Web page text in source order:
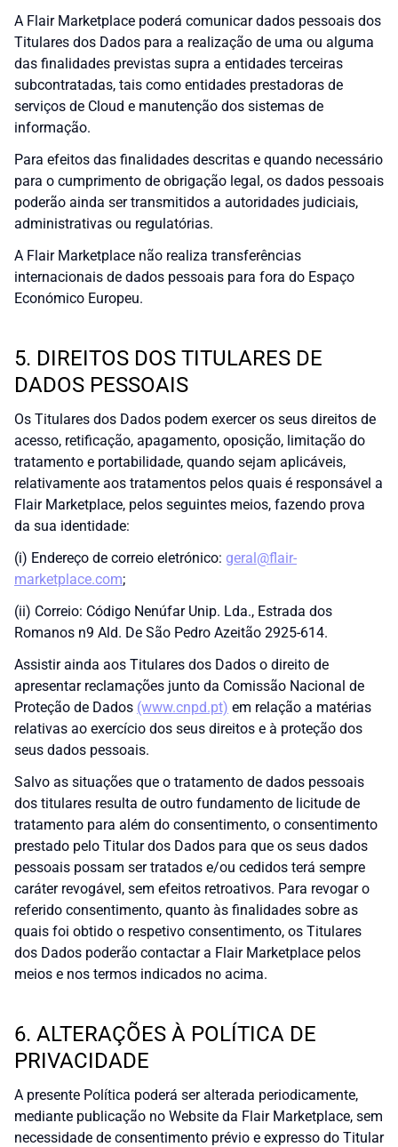
A Flair Marketplace poderá comunicar dados pessoais dos
Titulares dos Dados para a realização de uma ou alguma
das finalidades previstas supra a entidades terceiras
subcontratadas, tais como entidades prestadoras de
serviços de Cloud e manutenção dos sistemas de
informação.
Para efeitos das finalidades descritas e quando necessário
para o cumprimento de obrigação legal, os dados pessoais
poderão ainda ser transmitidos a autoridades judiciais,
administrativas ou regulatórias.
A Flair Marketplace não realiza transferências
internacionais de dados pessoais para fora do Espaço
Económico Europeu.
5. DIREITOS DOS TITULARES DE
DADOS PESSOAIS
Os Titulares dos Dados podem exercer os seus direitos de
acesso, retificação, apagamento, oposição, limitação do
tratamento e portabilidade, quando sejam aplicáveis,
relativamente aos tratamentos pelos quais é responsável a
Flair Marketplace, pelos seguintes meios, fazendo prova
da sua identidade:
(i) Endereço de correio eletrónico: geral@flair-
marketplace.com;
(ii) Correio: Código Nenúfar Unip. Lda., Estrada dos
Romanos n9 Ald. De São Pedro Azeitão 2925-614.
Assistir ainda aos Titulares dos Dados o direito de
apresentar reclamações junto da Comissão Nacional de
Proteção de Dados (www.cnpd.pt) em relação a matérias
relativas ao exercício dos seus direitos e à proteção dos
seus dados pessoais.
Salvo as situações que o tratamento de dados pessoais
dos titulares resulta de outro fundamento de licitude de
tratamento para além do consentimento, o consentimento
prestado pelo Titular dos Dados para que os seus dados
pessoais possam ser tratados e/ou cedidos terá sempre
caráter revogável, sem efeitos retroativos. Para revogar o
referido consentimento, quanto às finalidades sobre as
quais foi obtido o respetivo consentimento, os Titulares
dos Dados poderão contactar a Flair Marketplace pelos
meios e nos termos indicados no acima.
6. ALTERAÇÕES À POLÍTICA DE
PRIVACIDADE
A presente Política poderá ser alterada periodicamente,
mediante publicação no Website da Flair Marketplace, sem
necessidade de consentimento prévio e expresso do Titular